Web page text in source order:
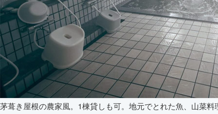
茅葺き屋根の農家風。1棟貸しも可。地元でとれた魚、山菜